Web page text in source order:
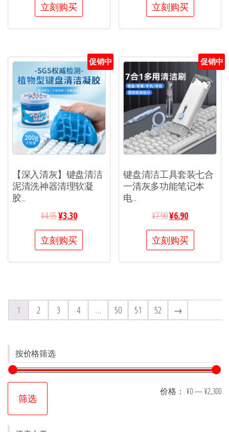
立刻购买
立刻购买
促销中
【深入清灰】键盘清洁
泥清洗神器清理软凝
胶...
¥4.95¥3.30
立刻购买
促销中
键盘清洁工具套装七合
一清灰多功能笔记本
电...
¥7.90¥6.90
立刻购买
1 2 3 4 … 50 51 52 →
按价格筛选
筛选
价格： ¥0— ¥2,300